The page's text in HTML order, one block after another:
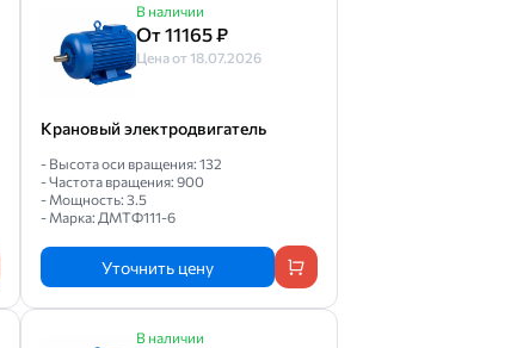
В наличии
От 11165 ₽
Цена от 18.07.2026
Крановый электродвигатель
- Высота оси вращения: 132
- Частота вращения: 900
- Мощность: 3.5
- Марка: ДМТФ111-6
Уточнить цену
В наличии